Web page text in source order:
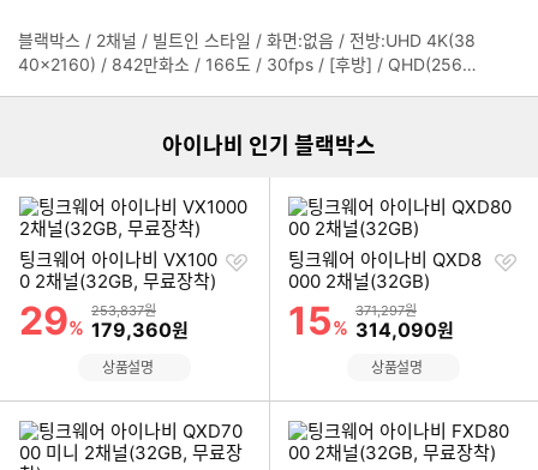
블랙박스 / 2채널 / 빌트인 스타일 / 화면:없음 / 전방:UHD 4K(38
40x2160) / 842만화소 / 166도 / 30fps / [후방] / QHD(2560x
(LDWS) / 앞차출발알림(FVSA) / 전원관련 / 캐패시터내장 / 주차
저전력모드 / 녹화관련 / 자동포맷 / 스마트고온차단 / 야간보정 /
타임랩스 / 울트라나이트비전 / GPS내장 / 스마트폰 연동:Wi-Fi 연
결,커넥티드 연결
펼
아이나비 인기 블랙박스
팅크웨어 아이나비 VX100
0 2채널(32GB, 무료장착)
할인률
29%
상품금액
253,837원
할인금액
179,360원
찜
상품설명
팅크웨어 아이나비 QXD8
000 2채널(32GB)
할인률
15%
상품금액
371,297원
할인금액
314,090원
찜
상품설명